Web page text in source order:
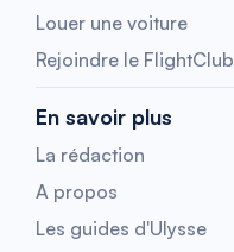
Louer une voiture
Rejoindre le FlightClub
En savoir plus
La rédaction
A propos
Les guides d'Ulysse